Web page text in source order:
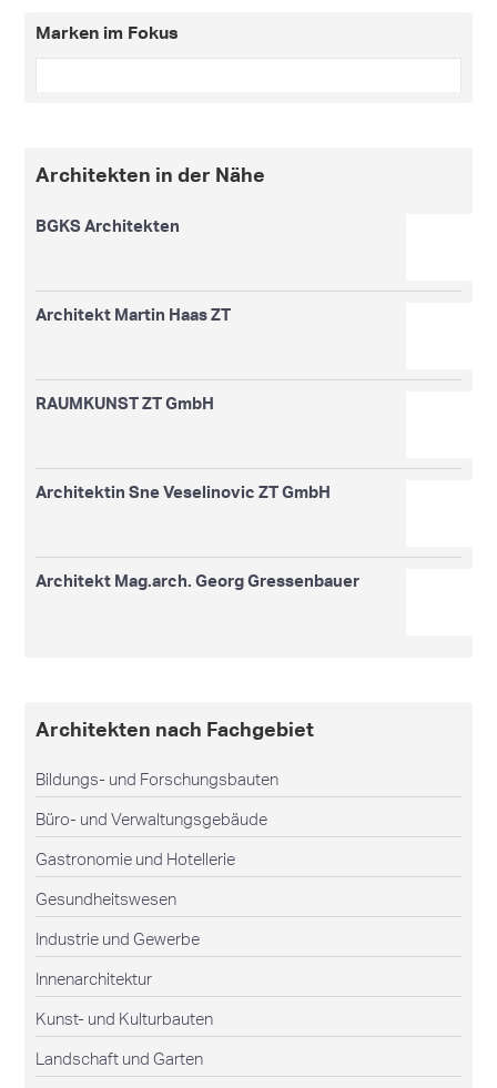
Marken im Fokus
Architekten in der Nähe
BGKS Architekten
Architekt Martin Haas ZT
RAUMKUNST ZT GmbH
Architektin Sne Veselinovic ZT GmbH
Architekt Mag.arch. Georg Gressenbauer
Architekten nach Fachgebiet
Bildungs- und Forschungsbauten
Büro- und Verwaltungsgebäude
Gastronomie und Hotellerie
Gesundheitswesen
Industrie und Gewerbe
Innenarchitektur
Kunst- und Kulturbauten
Landschaft und Garten